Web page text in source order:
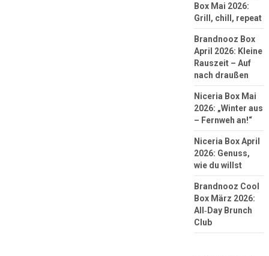
Box Mai 2026:
Grill, chill, repeat
Brandnooz Box
April 2026: Kleine
Rauszeit – Auf
nach draußen
Niceria Box Mai
2026: „Winter aus
– Fernweh an!“
Niceria Box April
2026: Genuss,
wie du willst
Brandnooz Cool
Box März 2026:
All‑Day Brunch
Club